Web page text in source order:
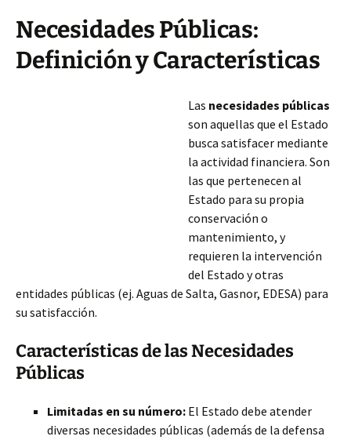
Necesidades Públicas:
Definición y Características
Las necesidades públicas
son aquellas que el Estado
busca satisfacer mediante
la actividad financiera. Son
las que pertenecen al
Estado para su propia
conservación o
mantenimiento, y
requieren la intervención
del Estado y otras
entidades públicas (ej. Aguas de Salta, Gasnor, EDESA) para
su satisfacción.
Características de las Necesidades
Públicas
Limitadas en su número: El Estado debe atender
diversas necesidades públicas (además de la defensa